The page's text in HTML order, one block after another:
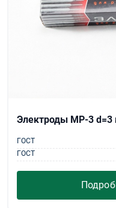
Электроды МР-3
ГОСТ
ГОСТ